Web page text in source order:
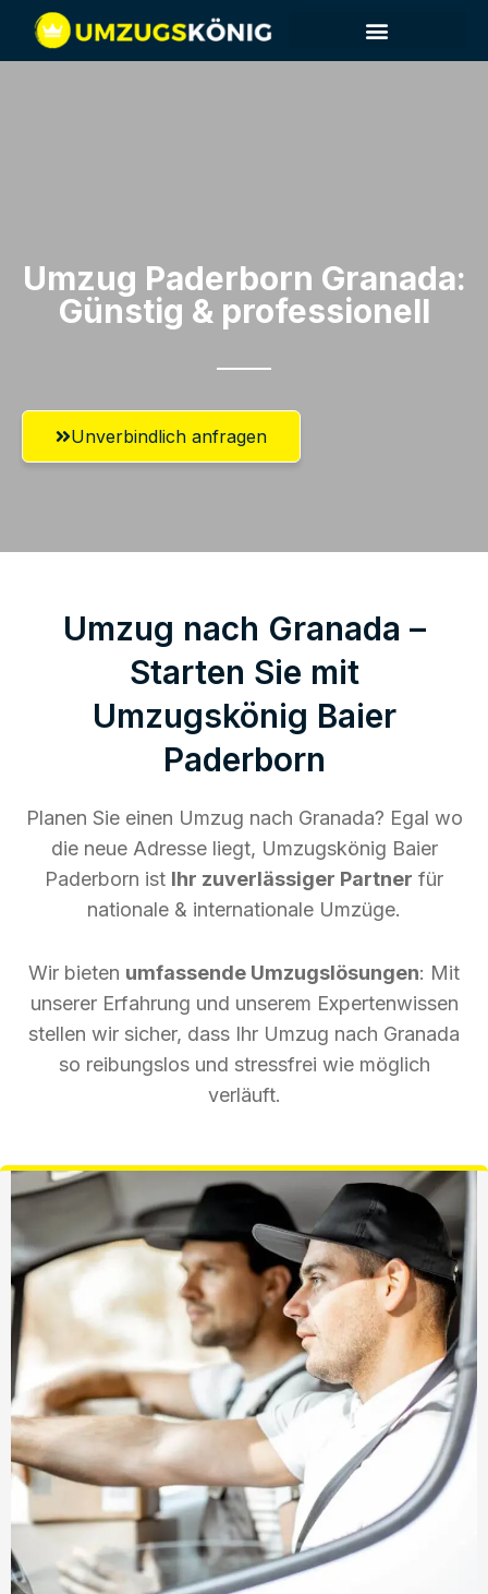
Umzug Paderborn​ Granada:
Günstig & professionell​
Unverbindlich anfragen
Umzug nach Granada –
Starten Sie mit
Umzugskönig Baier
Paderborn
Planen Sie einen Umzug nach Granada? Egal wo
die neue Adresse liegt, Umzugskönig Baier
Paderborn ist Ihr zuverlässiger Partner für
nationale & internationale Umzüge.
Wir bieten umfassende Umzugslösungen: Mit
unserer Erfahrung und unserem Expertenwissen
stellen wir sicher, dass Ihr Umzug nach Granada
so reibungslos und stressfrei wie möglich
verläuft.